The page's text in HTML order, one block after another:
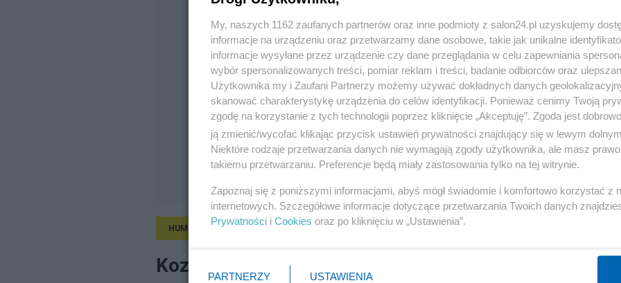
HUMOR 8.07.2018, 18:11
Kozacy zaporoscy piszą list do Lecha Wałęsy
My, naszych 1162 zaufanych partnerów oraz inne podmioty z salon24.pl uzyskujemy
informacje na urządzeniu oraz przetwarzamy dane osobowe, takie jak unikalne
informacje wysyłane przez urządzenie czy dane przeglądania w celu zapewniania
wybór spersonalizowanych treści, pomiar reklam i treści, badanie odbiorców oraz
Użytkownika my i Zaufani Partnerzy możemy używać dokładnych danych
skanować charakterystykę urządzenia do celów identyfikacji. Ponieważ cenimy Twoją
zgodę na korzystanie z tych technologii poprzez kliknięcie „Akceptuję”. Zgoda jest
ją zmienić/wycofać klikając przycisk ustawień prywatności znajdujący się w lewym
Niektóre rodzaje przetwarzania danych nie wymagają zgody użytkownika, ale masz
takiemu przetwarzaniu. Preferencje będą miały zastosowania tylko na tej witrynie.
Zapoznaj się z poniższymi informacjami, abyś mógł świadomie i komfortowo korzystać z
internetowych. Szczegółowe informacje dotyczące przetwarzania Twoich danych
Prywatności i Cookies oraz po kliknięciu w „Ustawienia”.
PARTNERZY USTAWIENIA